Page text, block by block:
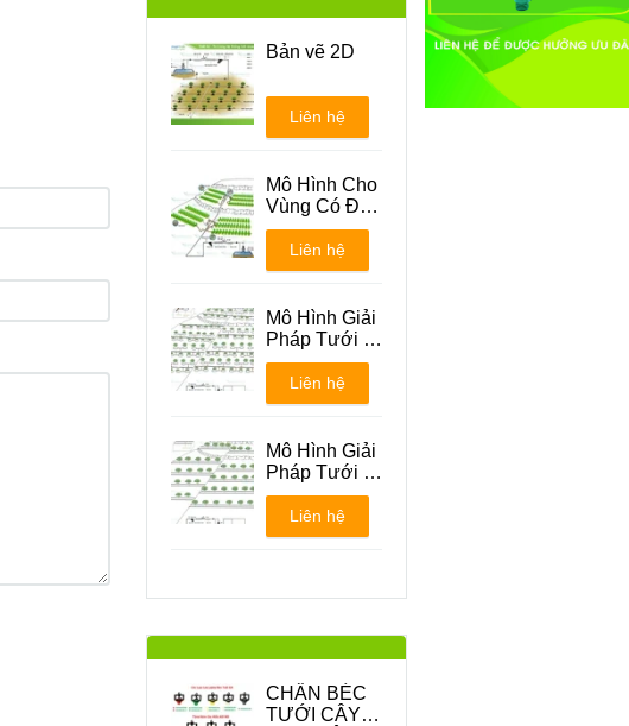
Bản vẽ 2D
Liên hệ
Mô Hình Cho
Vùng Có Địa
Hình Đồi Núi
Liên hệ
Mô Hình Giải
Pháp Tưới -
Phương án 1
Liên hệ
Mô Hình Giải
Pháp Tưới -
Phương án 2
Liên hệ
CHÂN BÉC
TƯỚI CÂY -